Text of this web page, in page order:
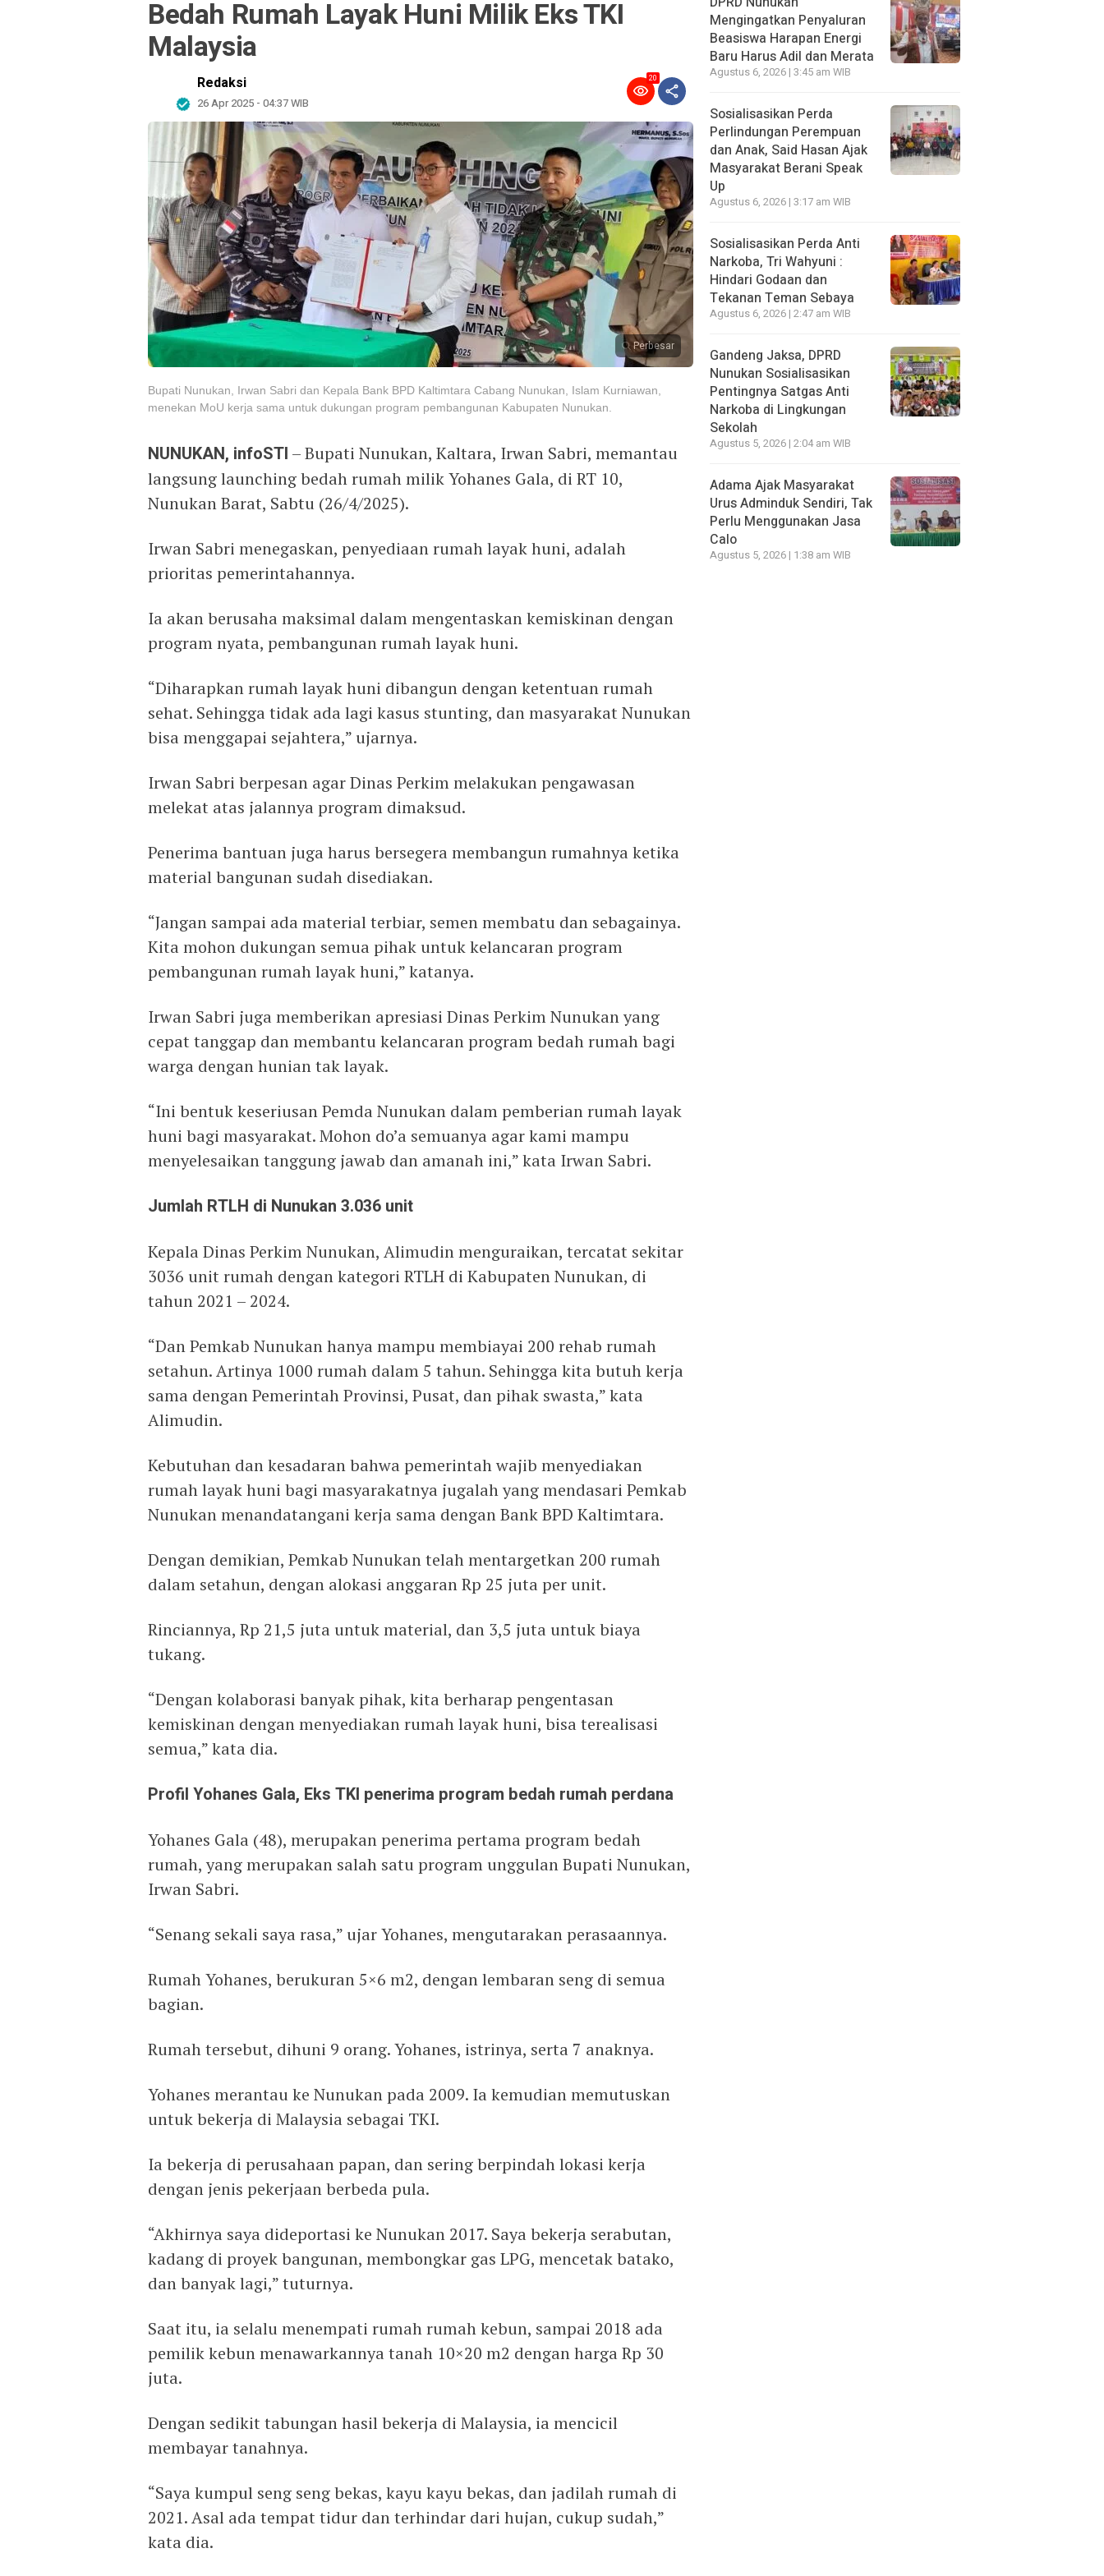
Bedah Rumah Layak Huni Milik Eks TKI
Malaysia
Redaksi
26 Apr 2025 - 04:37 WIB
20
Perbesar
Bupati Nunukan, Irwan Sabri dan Kepala Bank BPD Kaltimtara Cabang Nunukan, Islam Kurniawan,
menekan MoU kerja sama untuk dukungan program pembangunan Kabupaten Nunukan.
NUNUKAN, infoSTI – Bupati Nunukan, Kaltara, Irwan Sabri, memantau
langsung launching bedah rumah milik Yohanes Gala, di RT 10,
Nunukan Barat, Sabtu (26/4/2025).
Irwan Sabri menegaskan, penyediaan rumah layak huni, adalah
prioritas pemerintahannya.
Ia akan berusaha maksimal dalam mengentaskan kemiskinan dengan
program nyata, pembangunan rumah layak huni.
“Diharapkan rumah layak huni dibangun dengan ketentuan rumah
sehat. Sehingga tidak ada lagi kasus stunting, dan masyarakat Nunukan
bisa menggapai sejahtera,” ujarnya.
Irwan Sabri berpesan agar Dinas Perkim melakukan pengawasan
melekat atas jalannya program dimaksud.
Penerima bantuan juga harus bersegera membangun rumahnya ketika
material bangunan sudah disediakan.
“Jangan sampai ada material terbiar, semen membatu dan sebagainya.
Kita mohon dukungan semua pihak untuk kelancaran program
pembangunan rumah layak huni,” katanya.
Irwan Sabri juga memberikan apresiasi Dinas Perkim Nunukan yang
cepat tanggap dan membantu kelancaran program bedah rumah bagi
warga dengan hunian tak layak.
“Ini bentuk keseriusan Pemda Nunukan dalam pemberian rumah layak
huni bagi masyarakat. Mohon do’a semuanya agar kami mampu
menyelesaikan tanggung jawab dan amanah ini,” kata Irwan Sabri.
Jumlah RTLH di Nunukan 3.036 unit
Kepala Dinas Perkim Nunukan, Alimudin menguraikan, tercatat sekitar
3036 unit rumah dengan kategori RTLH di Kabupaten Nunukan, di
tahun 2021 – 2024.
“Dan Pemkab Nunukan hanya mampu membiayai 200 rehab rumah
setahun. Artinya 1000 rumah dalam 5 tahun. Sehingga kita butuh kerja
sama dengan Pemerintah Provinsi, Pusat, dan pihak swasta,” kata
Alimudin.
Kebutuhan dan kesadaran bahwa pemerintah wajib menyediakan
rumah layak huni bagi masyarakatnya jugalah yang mendasari Pemkab
Nunukan menandatangani kerja sama dengan Bank BPD Kaltimtara.
Dengan demikian, Pemkab Nunukan telah mentargetkan 200 rumah
dalam setahun, dengan alokasi anggaran Rp 25 juta per unit.
Rinciannya, Rp 21,5 juta untuk material, dan 3,5 juta untuk biaya
tukang.
“Dengan kolaborasi banyak pihak, kita berharap pengentasan
kemiskinan dengan menyediakan rumah layak huni, bisa terealisasi
semua,” kata dia.
Profil Yohanes Gala, Eks TKI penerima program bedah rumah perdana
Yohanes Gala (48), merupakan penerima pertama program bedah
rumah, yang merupakan salah satu program unggulan Bupati Nunukan,
Irwan Sabri.
“Senang sekali saya rasa,” ujar Yohanes, mengutarakan perasaannya.
Rumah Yohanes, berukuran 5×6 m2, dengan lembaran seng di semua
bagian.
Rumah tersebut, dihuni 9 orang. Yohanes, istrinya, serta 7 anaknya.
Yohanes merantau ke Nunukan pada 2009. Ia kemudian memutuskan
untuk bekerja di Malaysia sebagai TKI.
Ia bekerja di perusahaan papan, dan sering berpindah lokasi kerja
dengan jenis pekerjaan berbeda pula.
“Akhirnya saya dideportasi ke Nunukan 2017. Saya bekerja serabutan,
kadang di proyek bangunan, membongkar gas LPG, mencetak batako,
dan banyak lagi,” tuturnya.
Saat itu, ia selalu menempati rumah rumah kebun, sampai 2018 ada
pemilik kebun menawarkannya tanah 10×20 m2 dengan harga Rp 30
juta.
Dengan sedikit tabungan hasil bekerja di Malaysia, ia mencicil
membayar tanahnya.
“Saya kumpul seng seng bekas, kayu kayu bekas, dan jadilah rumah di
2021. Asal ada tempat tidur dan terhindar dari hujan, cukup sudah,”
kata dia.
Mengingatkan Penyaluran
Beasiswa Harapan Energi
Baru Harus Adil dan Merata
Agustus 6, 2026 | 3:45 am WIB
Sosialisasikan Perda
Perlindungan Perempuan
dan Anak, Said Hasan Ajak
Masyarakat Berani Speak
Up
Agustus 6, 2026 | 3:17 am WIB
Sosialisasikan Perda Anti
Narkoba, Tri Wahyuni :
Hindari Godaan dan
Tekanan Teman Sebaya
Agustus 6, 2026 | 2:47 am WIB
Gandeng Jaksa, DPRD
Nunukan Sosialisasikan
Pentingnya Satgas Anti
Narkoba di Lingkungan
Sekolah
Agustus 5, 2026 | 2:04 am WIB
Adama Ajak Masyarakat
Urus Adminduk Sendiri, Tak
Perlu Menggunakan Jasa
Calo
Agustus 5, 2026 | 1:38 am WIB